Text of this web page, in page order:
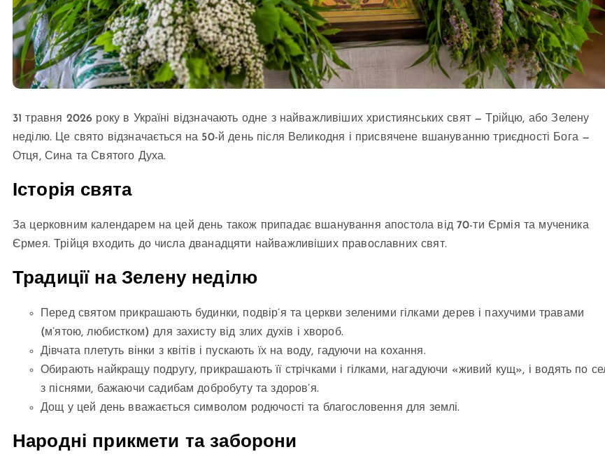
31 травня 2026 року в Україні відзначають одне з найважливіших християнських свят — Трійцю, або Зелену
неділю. Це свято відзначається на 50-й день після Великодня і присвячене вшануванню триєдності Бога —
Отця, Сина та Святого Духа.
Історія свята
За церковним календарем на цей день також припадає вшанування апостола від 70-ти Єрмія та мученика
Єрмея. Трійця входить до числа дванадцяти найважливіших православних свят.
Традиції на Зелену неділю
Перед святом прикрашають будинки, подвір’я та церкви зеленими гілками дерев і пахучими травами
(м’ятою, любистком) для захисту від злих духів і хвороб.
Дівчата плетуть вінки з квітів і пускають їх на воду, гадуючи на кохання.
Обирають найкращу подругу, прикрашають її стрічками і гілками, нагадуючи «живий кущ», і водять по
з піснями, бажаючи садибам добробуту та здоров’я.
Дощ у цей день вважається символом родючості та благословення для землі.
Народні прикмети та заборони